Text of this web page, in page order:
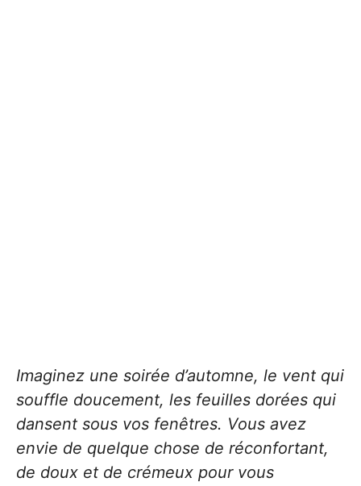
Imaginez une soirée d’automne, le vent qui
souffle doucement, les feuilles dorées qui
dansent sous vos fenêtres. Vous avez
envie de quelque chose de réconfortant,
de doux et de crémeux pour vous